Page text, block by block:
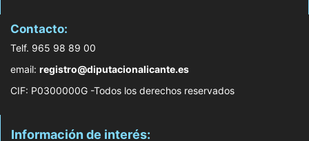
Contacto:
Telf. 965 98 89 00
email: registro@diputacionalicante.es
CIF: P0300000G -Todos los derechos reservados
Información de interés: